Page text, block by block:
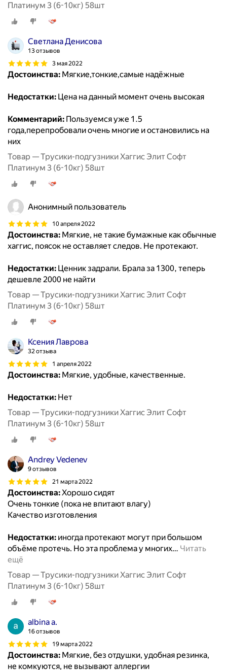
Платинум 3 (6-10кг) 58шт
Светлана Денисова
13 отзывов
3 мая 2022
Достоинства: Мягкие,тонкие,самые надёжные
Недостатки: Цена на данный момент очень высокая
Комментарий: Пользуемся уже 1.5
года,перепробовали очень многие и остановились на
них
Товар — Трусики-подгузники Хаггис Элит Софт
Платинум 3 (6-10кг) 58шт
Анонимный пользователь
10 апреля 2022
Достоинства: Мягкие, не такие бумажные как обычные
хаггис, поясок не оставляет следов. Не протекают.
Недостатки: Ценник задрали. Брала за 1300, теперь
дешевле 2000 не найти
Товар — Трусики-подгузники Хаггис Элит Софт
Платинум 3 (6-10кг) 58шт
Ксения Лаврова
32 отзыва
1 апреля 2022
Достоинства: Мягкие, удобные, качественные.
Недостатки: Нет
Товар — Трусики-подгузники Хаггис Элит Софт
Платинум 3 (6-10кг) 58шт
Andrey Vedenev
9 отзывов
21 марта 2022
Достоинства:Хорошо сидят
Очень тонкие (пока не впитают влагу)
Качество изготовления
Недостатки: иногда протекают могут при большом
объёме протечь. Но эта проблема у многих… Читать
ещё
Товар — Трусики-подгузники Хаггис Элит Софт
Платинум 3 (6-10кг) 58шт
albina a.
16 отзывов
19 марта 2022
Достоинства: Мягкие, без отдушки, удобная резинка,
не комкуются, не вызывают аллергии